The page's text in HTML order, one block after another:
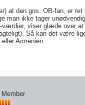
at den gns. OB-fan, er ret
man ikke tager
værdier, viser glæde over
Så kan det være
Armenien.